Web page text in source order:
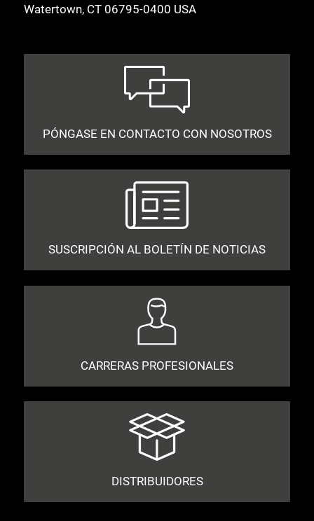
Watertown, CT 06795-0400 USA
PÓNGASE EN CONTACTO CON NOSOTROS
SUSCRIPCIÓN AL BOLETÍN DE NOTICIAS
CARRERAS PROFESIONALES
DISTRIBUIDORES